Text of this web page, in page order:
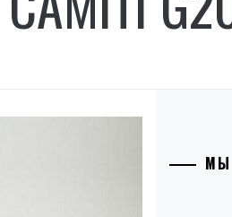
МЫ